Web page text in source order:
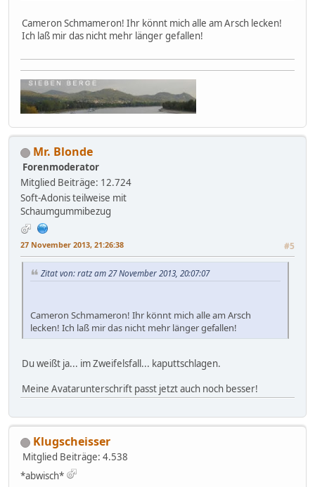
Cameron Schmameron! Ihr könnt mich alle am Arsch lecken!
Ich laß mir das nicht mehr länger gefallen!
Mr. Blonde
Forenmoderator
Mitglied Beiträge: 12.724
Soft-Adonis teilweise mit
Schaumgummibezug
27 November 2013, 21:26:38 #5
Zitat von: ratz am 27 November 2013, 20:07:07
Cameron Schmameron! Ihr könnt mich alle am Arsch
lecken! Ich laß mir das nicht mehr länger gefallen!
Du weißt ja... im Zweifelsfall... kaputtschlagen.
Meine Avatarunterschrift passt jetzt auch noch besser!
Klugscheisser
Mitglied Beiträge: 4.538
*abwisch*